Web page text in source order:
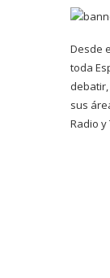
Desde
toda
sus
Radio